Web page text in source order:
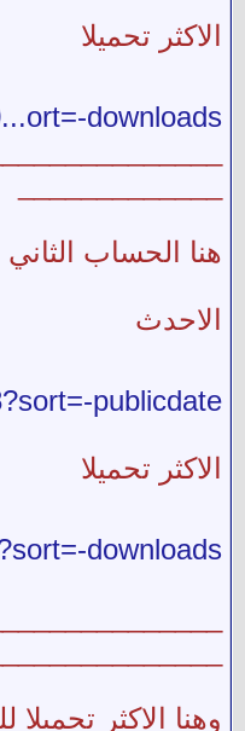
الاكثر تحميلا
downloads
هنا الحساب الثاني
الاحدث
publicdate
الاكثر تحميلا
downloads
وهنا الاكثر